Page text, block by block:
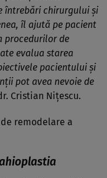
întrebări chirurgului și
îl ajută pe pacient
procedurilor de
evalua starea
pacientului și
pot avea nevoie de
Cristian Nițescu.
remodelare a